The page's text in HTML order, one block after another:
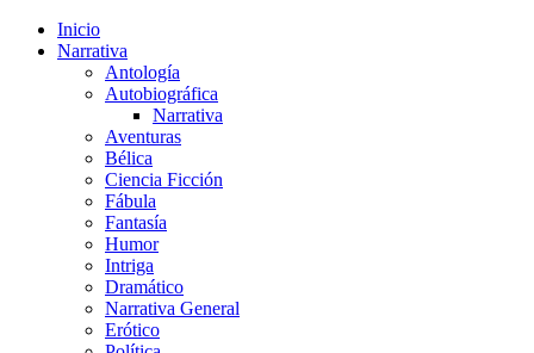
Inicio
Narrativa
Antología
Autobiográfica
Narrativa
Aventuras
Bélica
Ciencia Ficción
Fábula
Fantasía
Humor
Intriga
Dramático
Narrativa General
Erótico